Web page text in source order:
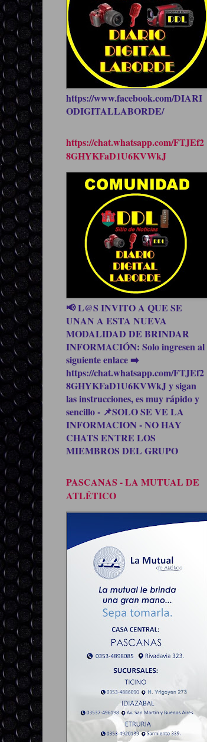
https://www.facebook.com/DIARI
ODIGITALLABORDE/
https://chat.whatsapp.com/FTJEf2
8GHYKFaD1U6KVWkJ
📢 L@S INVITO A QUE SE
UNAN A ESTA NUEVA
MODALIDAD DE BRINDAR
INFORMACIÓN: Solo ingresen al
siguiente enlace ➡️
https://chat.whatsapp.com/FTJEf2
8GHYKFaD1U6KVWkJ y sigan
las instrucciones, es muy rápido y
sencillo - 📌SOLO SE VE LA
INFORMACION - NO HAY
CHATS ENTRE LOS
MIEMBROS DEL GRUPO
PASCANAS - LA MUTUAL DE
ATLÉTICO